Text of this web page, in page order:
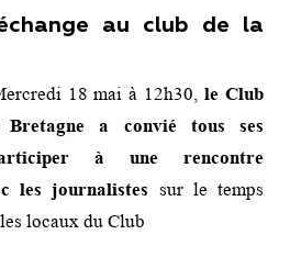
au club de la
18 mai à 12h30,le Club
a convié tous ses
à une rencontre
les journalistes sur le temps
locaux du Club